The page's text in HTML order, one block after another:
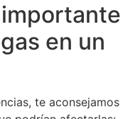
en un
te aconsejamos